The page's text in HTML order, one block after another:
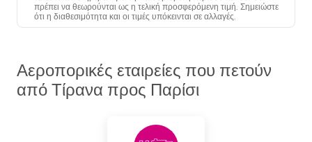
TIA- PAR
RyanairΆμεση
PAR- TIA
πρέπει να θεωρούνται ως η τελική προσφερόμενη τιμή. Σημειώστε
ότι η διαθεσιμότητα και οι τιμές υπόκεινται σε αλλαγές.
Αεροπορικές εταιρείες που πετούν
από Τίρανα προς Παρίσι